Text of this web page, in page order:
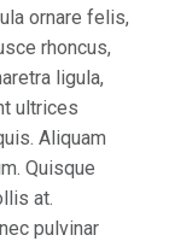
ornare felis,
rhoncus,
ligula,
ultrices
Aliquam
Quisque
at.
pulvinar